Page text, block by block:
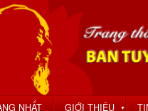
NHẤT GIỚI THIỆU ▼